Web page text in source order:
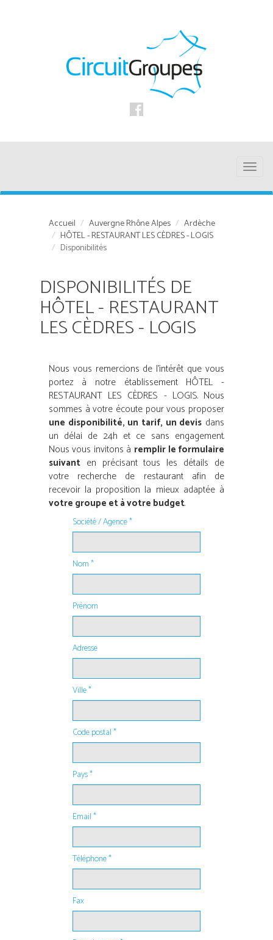
Toggle
Accueil Auvergne Rhône Alpes
Ardèche
HÔTEL - RESTAURANT LES CÈDRES - LOGIS
Disponibilités
DISPONIBILITÉS DE
HÔTEL - RESTAURANT
LES CÈDRES - LOGIS
Nous vous remercions de l’intérêt que vous
portez à notre établissement HÔTEL -
RESTAURANT LES CÈDRES - LOGIS. Nous
sommes à votre écoute pour vous proposer
une disponibilité, un tarif, un devis dans
un délai de 24h et ce sans engagement.
Nous vous invitons à remplir le formulaire
suivanten précisant tous les détails de
votre recherche de restaurant afin de
recevoir la proposition la mieux adaptée à
votre groupe et à votre budget.
Société / Agence *
Nom *
Prénom
Adresse
Ville *
Code postal *
Pays *
Email *
Téléphone *
Fax